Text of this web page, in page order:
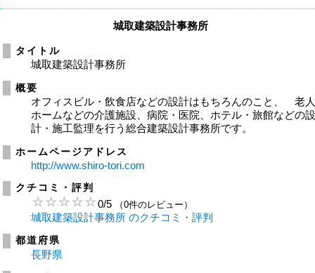
城取建築設計事務所
タイトル
城取建築設計事務所
概要
オフィスビル・飲食店などの設計はもちろんのこと、 老
ホームなどの介護施設、病院・医院、ホテル・旅館などの
計・施工監理を行う総合建築設計事務所です。
ホームページアドレス
http://www.shiro-tori.com
クチコミ・評判
0/5 （0件のレビュー）
城取建築設計事務所 のクチコミ・評判
都道府県
長野県